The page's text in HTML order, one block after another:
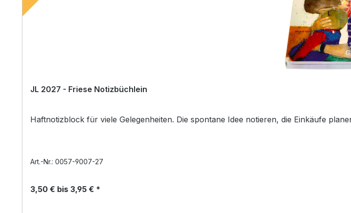
JL 2027 - Friese Notizbüchlein
Art.-Nr.: 0057-9007-27
3,50 € bis 3,95 € *